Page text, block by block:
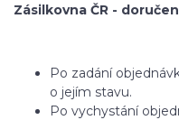
Zásilkovna ČR -
Po zadání
o jejím stavu.
Po vychystání